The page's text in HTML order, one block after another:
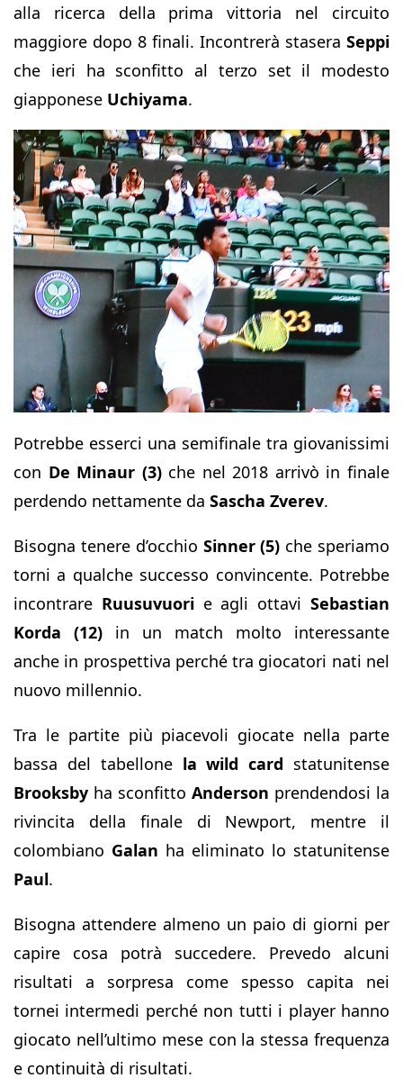
alla ricerca della prima vittoria nel circuito
maggiore dopo 8 finali. Incontrerà stasera Seppi
che ieri ha sconfitto al terzo set il modesto
giapponese Uchiyama.
Potrebbe esserci una semifinale tra giovanissimi
con De Minaur (3)che nel 2018 arrivò in finale
perdendo nettamente da Sascha Zverev.
Bisogna tenere d’occhio Sinner (5) che speriamo
torni a qualche successo convincente. Potrebbe
incontrare Ruusuvuorie agli ottaviSebastian
Korda (12) in un match molto interessante
anche in prospettiva perché tra giocatori nati nel
nuovo millennio.
Tra le partite più piacevoli giocate nella parte
bassa del tabellone la wild card statunitense
Brooksby ha sconfitto Anderson prendendosi la
rivincita della finale di Newport, mentre il
colombiano Galan ha eliminato lo statunitense
Paul.
Bisogna attendere almeno un paio di giorni per
capire cosa potrà succedere. Prevedo alcuni
risultati a sorpresa come spesso capita nei
tornei intermedi perché non tutti i player hanno
giocato nell’ultimo mese con la stessa frequenza
e continuità di risultati.